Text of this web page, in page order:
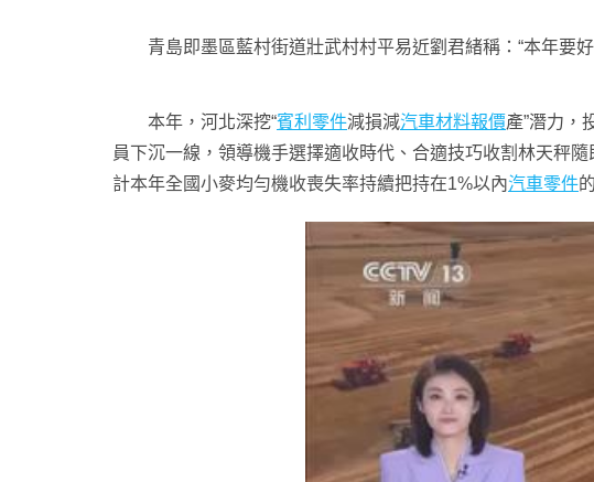
青島即墨區藍村街道壯武村村平易近劉君緒稱：“本年要
本年，河北深挖“賓利零件減損減汽車材料報價產”潛力，
員下沉一線，領導機手選擇適收時代、合適技巧收割林天秤隨
計本年全國小麥均勻機收喪失率持續把持在1%以內汽車零件